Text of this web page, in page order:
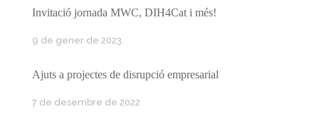
Invitació jornada MWC, DIH4Cat i més!
9 de gener de 2023
Ajuts a projectes de disrupció empresarial
7 de desembre de 2022